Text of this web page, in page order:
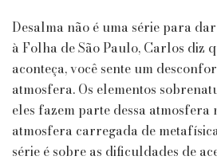
Desalma não é uma série para
à Folha de São Paulo, Carlos diz
aconteça, você sente um
atmosfera. Os elementos
eles fazem parte dessa atmosfera
atmosfera carregada de
série é sobre as dificuldades de